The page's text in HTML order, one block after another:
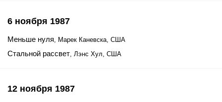
6 ноября 1987
Меньше нуля, Марек Каневска, США
Стальной рассвет, Лэнс Хул, США
12 ноября 1987